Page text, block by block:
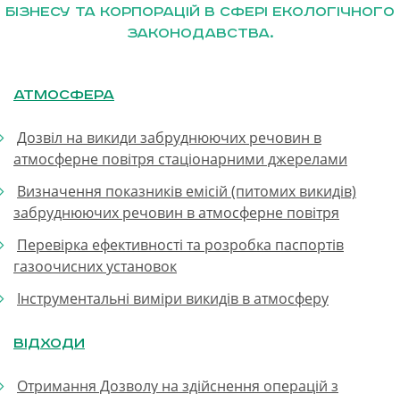
бізнесу та корпорацій в сфері екологічного
законодавства.
Атмосфера
Дозвіл на викиди забруднюючих речовин в
атмосферне повітря стаціонарними джерелами
Визначення показників емісій (питомих викидів)
забруднюючих речовин в атмосферне повітря
Перевірка ефективності та розробка паспортів
газоочисних установок
Інструментальні виміри викидів в атмосферу
Відходи
Отримання Дозволу на здійснення операцій з